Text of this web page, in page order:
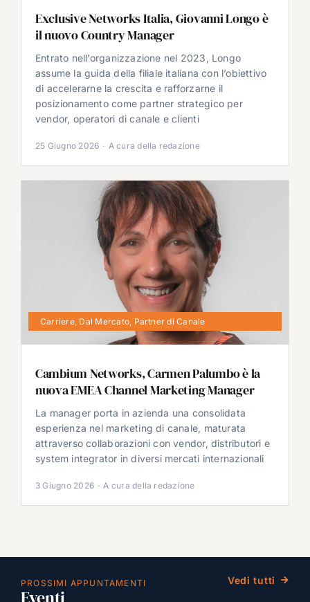
Exclusive Networks Italia, Giovanni Longo è
il nuovo Country Manager
Entrato nell’organizzazione nel 2023, Longo
assume la guida della filiale italiana con l’obiettivo
di accelerarne la crescita e rafforzarne il
posizionamento come partner strategico per
vendor, operatori di canale e clienti
25 Giugno 2026 · A cura della redazione
Carriere, Dal Mercato Partner di Canale
Cambium Networks, Carmen Palumbo è la
nuova EMEA Channel Marketing Manager
La manager porta in azienda una consolidata
esperienza nel marketing di canale, maturata
attraverso collaborazioni con vendor, distributori e
system integrator in diversi mercati internazionali
3 Giugno 2026 · A cura della redazione
PROSSIMI APPUNTAMENTI Vedi tutti